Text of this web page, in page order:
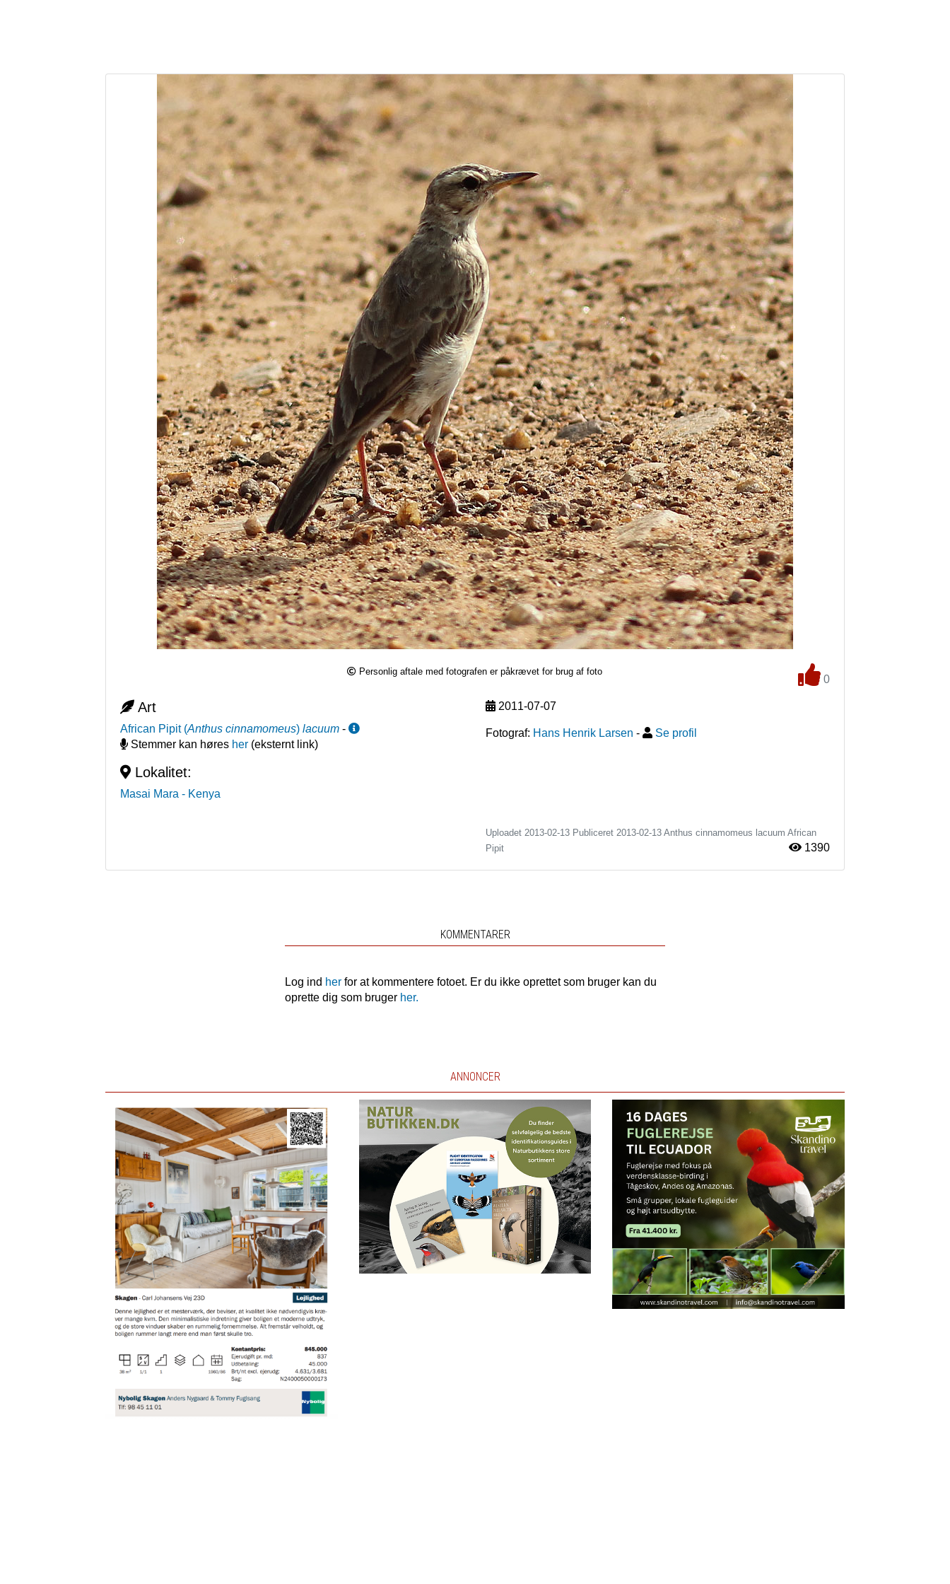
Personlig aftale med fotografen er påkrævet for brug af foto
0
Art
African Pipit (Anthus cinnamomeus)lacuum -
Stemmer kan høres her (eksternt link)
Lokalitet:
Masai Mara - Kenya
2011-07-07
Fotograf: Hans Henrik Larsen - Se profil
Uploadet 2013-02-13 Publiceret 2013-02-13 Anthus cinnamomeus lacuum African
Pipit
1390
KOMMENTARER
Log ind her for at kommentere fotoet. Er du ikke oprettet som bruger kan du
oprette dig som bruger her.
ANNONCER